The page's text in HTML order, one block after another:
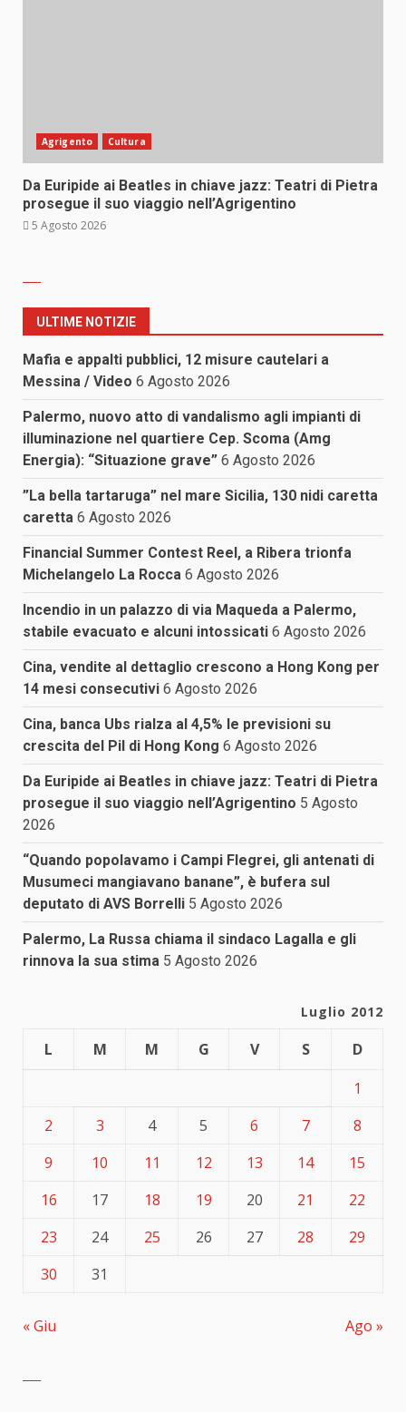
Agrigento Cultura
Da Euripide ai Beatles in chiave jazz: Teatri di Pietra
prosegue il suo viaggio nell’Agrigentino
5 Agosto 2026
ULTIME NOTIZIE
Mafia e appalti pubblici, 12 misure cautelari a
Messina / Video 6 Agosto 2026
Palermo, nuovo atto di vandalismo agli impianti di
illuminazione nel quartiere Cep. Scoma (Amg
Energia): “Situazione grave” 6 Agosto 2026
”La bella tartaruga” nel mare Sicilia, 130 nidi caretta
caretta 6 Agosto 2026
Financial Summer Contest Reel, a Ribera trionfa
Michelangelo La Rocca 6 Agosto 2026
Incendio in un palazzo di via Maqueda a Palermo,
stabile evacuato e alcuni intossicati 6 Agosto 2026
Cina, vendite al dettaglio crescono a Hong Kong per
14 mesi consecutivi 6 Agosto 2026
Cina, banca Ubs rialza al 4,5% le previsioni su
crescita del Pil di Hong Kong 6 Agosto 2026
Da Euripide ai Beatles in chiave jazz: Teatri di Pietra
prosegue il suo viaggio nell’Agrigentino 5 Agosto
2026
“Quando popolavamo i Campi Flegrei, gli antenati di
Musumeci mangiavano banane”, è bufera sul
deputato di AVS Borrelli 5 Agosto 2026
Palermo, La Russa chiama il sindaco Lagalla e gli
rinnova la sua stima 5 Agosto 2026
Luglio 2012
L M M G V S
D
1
2
3 4 5 6 7
8
9
10 11 12 13 14
15
16
17 18 19 20 21
22
23
24 25 26 27 28
29
30
31
« Giu Ago »